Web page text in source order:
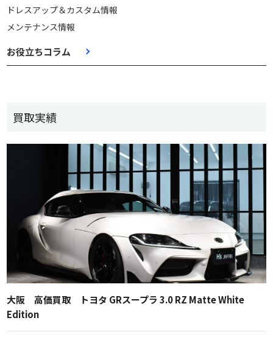
ドレスアップ＆カスタム情報
メンテナンス情報
お役立ちコラム
買取実績
大阪 高価買取 トヨタ GRスープラ 3.0 RZ Matte White
Edition